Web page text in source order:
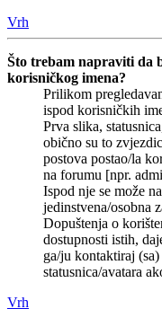
Vrh
Što trebam napraviti da
korisničkog imena?
Prilikom
ispod korisničkih
Prva slika,
obično su to
postova postao/la
na forumu [npr.
Ispod nje se može
jedinstvena/osobna
Dopuštenja o
dostupnosti istih,
ga/ju kontaktiraj
statusnica/avatara
Vrh